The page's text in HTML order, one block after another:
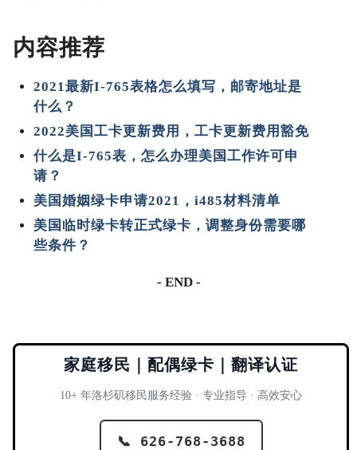
内容推荐
2021最新I-765表格怎么填写，邮寄地址是
什么？
2022美国工卡更新费用，工卡更新费用豁免
什么是I-765表，怎么办理美国工作许可申
请？
美国婚姻绿卡申请2021，i485材料清单
美国临时绿卡转正式绿卡，调整身份需要哪
些条件？
- END -
家庭移民｜配偶绿卡｜翻译认证
10+ 年洛杉矶移民服务经验 · 专业指导 · 高效安心
📞 626-768-3688